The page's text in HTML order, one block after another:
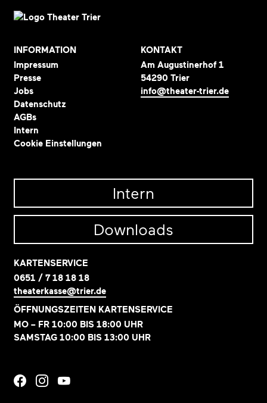
INFORMATION
Impressum
Presse
Jobs
Datenschutz
AGBs
Intern
Cookie Einstellungen
KONTAKT
Am Augustinerhof 1
54290 Trier
info@theater-trier.de
Intern
Downloads
KARTENSERVICE
0651 / 7 18 18 18
theaterkasse@trier.de
ÖFFNUNGSZEITEN KARTENSERVICE
MO – FR 10:00 BIS 18:00 UHR
SAMSTAG 10:00 BIS 13:00 UHR